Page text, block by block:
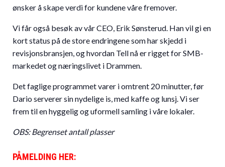
ønsker å skape verdi for kundene våre fremover.
Vi får også besøk av vår CEO, Erik Sønsterud. Han vil gi en
kort status på de store endringene som har skjedd i
revisjonsbransjen, og hvordan Tell nå er rigget for SMB-
markedet og næringslivet i Drammen.
Det faglige programmet varer i omtrent 20 minutter, før
Dario serverer sin nydelige is, med kaffe og lunsj. Vi ser
frem til en hyggelig og uformell samling i våre lokaler.
OBS: Begrenset antall plasser
PÅMELDING HER: